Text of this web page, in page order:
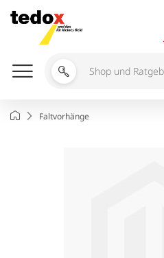
Inhalt
springen
Shop
durchsuchen
StartseiteFaltvorhänge